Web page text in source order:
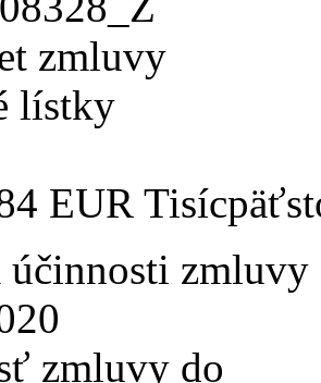
zmluvy
lístky
EUR
účinnosti zmluvy
zmluvy do